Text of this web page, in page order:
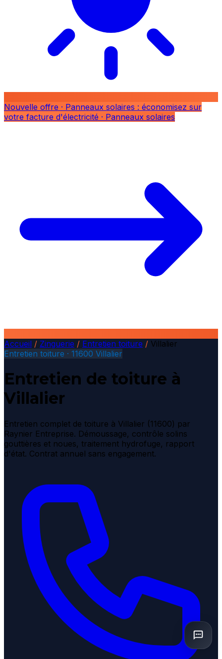
Nouvelle offre · Panneaux solaires : économisez sur
votre facture d'électricité · Panneaux solaires
Accueil / Zinguerie / Entretien toiture / Villalier
Entretien toiture · 11600 Villalier
Entretien de toiture à
Villalier
Entretien complet de toiture à Villalier (11600) par
Raynier Entreprise. Démoussage, contrôle solins
gouttières et noues, traitement hydrofuge, rapport
d'état. Contrat annuel sans engagement.